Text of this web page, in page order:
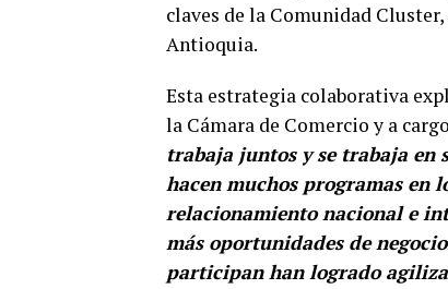
claves de la Comunidad
Antioquia.
Esta estrategia colaborativa
la Cámara de Comercio y a
trabaja juntos y se trabaja en
hacen muchos programas en
relacionamiento nacional e
más oportunidades de
participan han logrado